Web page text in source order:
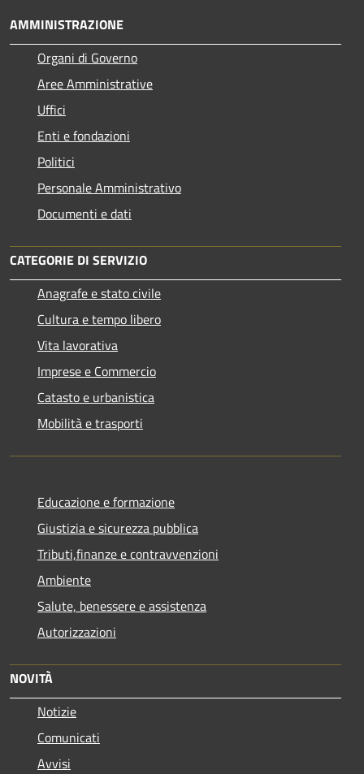
AMMINISTRAZIONE
Organi di Governo
Aree Amministrative
Uffici
Enti e fondazioni
Politici
Personale Amministrativo
Documenti e dati
CATEGORIE DI SERVIZIO
Anagrafe e stato civile
Cultura e tempo libero
Vita lavorativa
Imprese e Commercio
Catasto e urbanistica
Mobilità e trasporti
Educazione e formazione
Giustizia e sicurezza pubblica
Tributi,finanze e contravvenzioni
Ambiente
Salute, benessere e assistenza
Autorizzazioni
NOVITÀ
Notizie
Comunicati
Avvisi